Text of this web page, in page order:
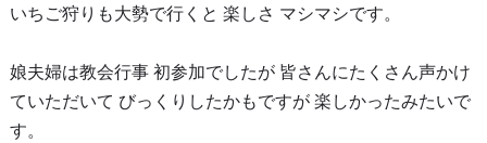
いちご狩りも大勢で行くと 楽しさ マシマシです。
娘夫婦は教会行事 初参加でしたが 皆さんにたくさん声かけ
ていただいて びっくりしたかもですが 楽しかったみたいで
す。